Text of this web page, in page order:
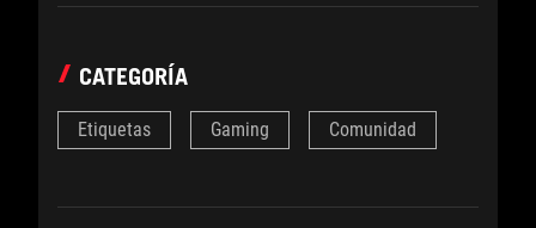
CATEGORÍA
Etiquetas Gaming Comunidad